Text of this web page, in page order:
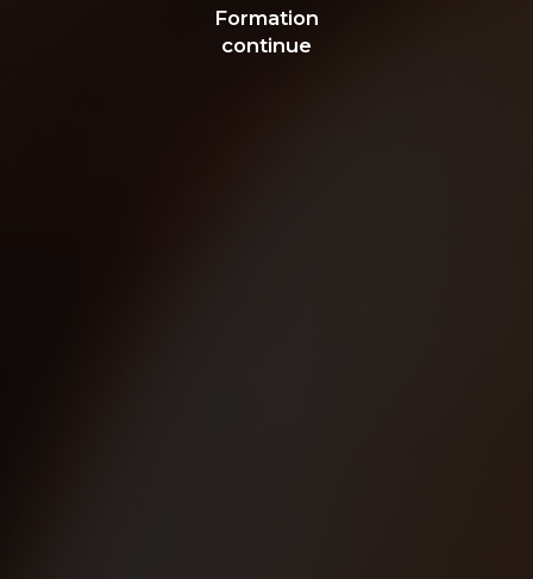
Formation
continue